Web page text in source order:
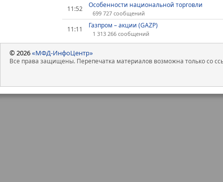
11:52 Особенности национальной торговли
699 727 сообщений
11:11 Газпром – акции (GAZP)
1 313 266 сообщений
© 2026«МФД-ИнфоЦентр»
Все права защищены. Перепечатка материалов возможна только со